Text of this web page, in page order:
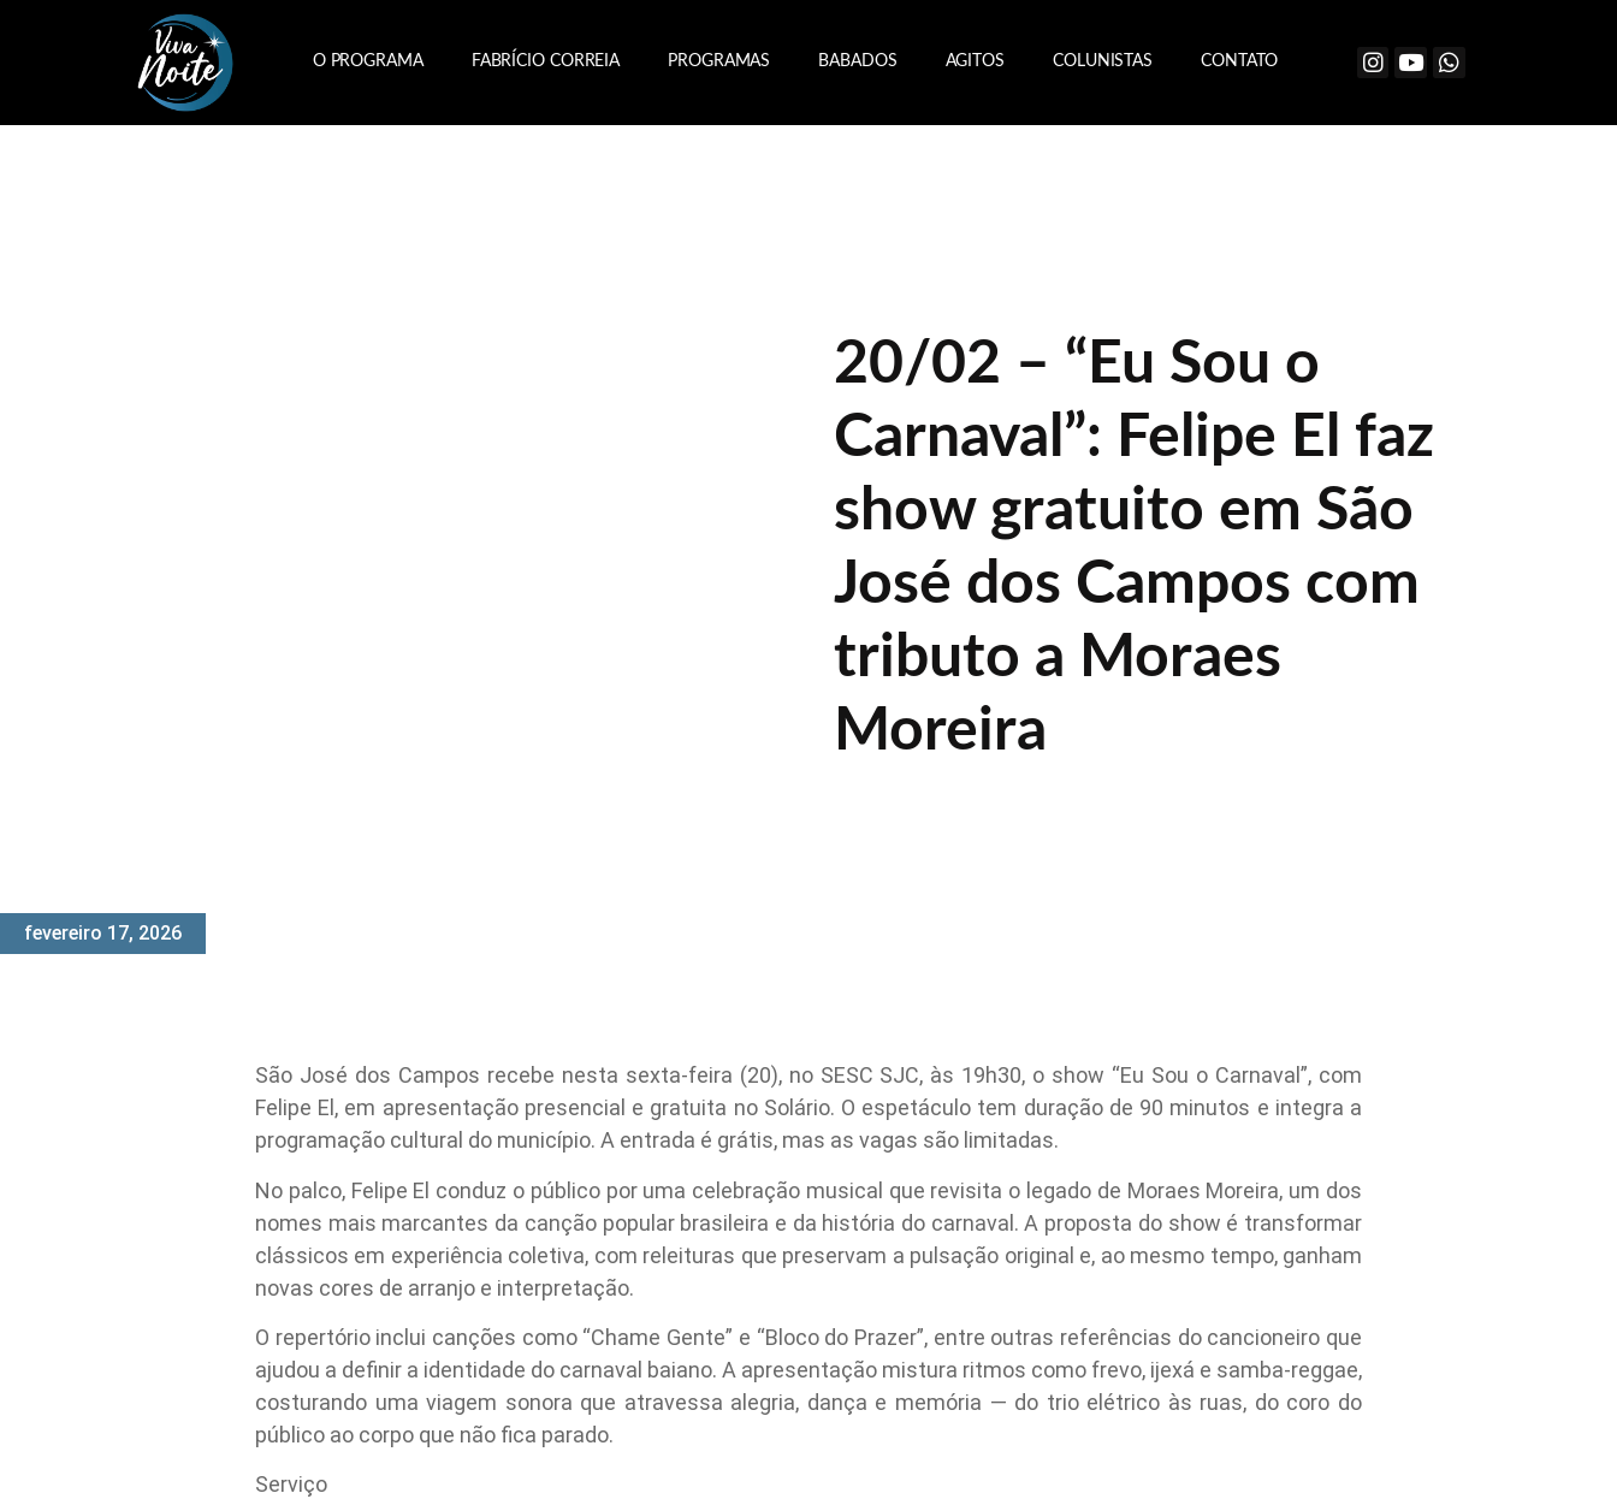
O PROGRAMA FABRÍCIO CORREIA PROGRAMAS BABADOS AGITOS COLUNISTAS CONTATO
fevereiro 17, 2026
20/02 – “Eu Sou o
Carnaval”: Felipe El faz
show gratuito em São
José dos Campos com
tributo a Moraes
Moreira
São José dos Campos recebe nesta sexta-feira (20), no SESC SJC, às 19h30, o show “Eu Sou o Carnaval”, com
Felipe El, em apresentação presencial e gratuita no Solário. O espetáculo tem duração de 90 minutos e integra a
programação cultural do município. A entrada é grátis, mas as vagas são limitadas.
No palco, Felipe El conduz o público por uma celebração musical que revisita o legado de Moraes Moreira, um dos
nomes mais marcantes da canção popular brasileira e da história do carnaval. A proposta do show é transformar
clássicos em experiência coletiva, com releituras que preservam a pulsação original e, ao mesmo tempo, ganham
novas cores de arranjo e interpretação.
O repertório inclui canções como “Chame Gente” e “Bloco do Prazer”, entre outras referências do cancioneiro que
ajudou a definir a identidade do carnaval baiano. A apresentação mistura ritmos como frevo, ijexá e samba-reggae,
costurando uma viagem sonora que atravessa alegria, dança e memória — do trio elétrico às ruas, do coro do
público ao corpo que não fica parado.
Serviço